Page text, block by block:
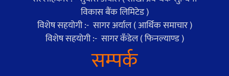
विकास बैंक लिमिटेड )
विशेष सहयोगी :- सागर अर्याल ( आर्थिक समाचार )
विशेष सहयोगी :- सागर कँडेल ( फिनल्याण्ड )
सम्पर्क